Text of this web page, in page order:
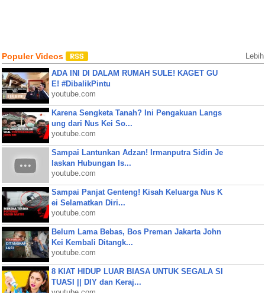
Populer Videos Lebih
ADA INI DI DALAM RUMAH SULE! KAGET GU
E! #DibalikPintu
youtube.com
Karena Sengketa Tanah? Ini Pengakuan Langs
ung dari Nus Kei So...
youtube.com
Sampai Lantunkan Adzan! Irmanputra Sidin Je
laskan Hubungan Is...
youtube.com
Sampai Panjat Genteng! Kisah Keluarga Nus K
ei Selamatkan Diri...
youtube.com
Belum Lama Bebas, Bos Preman Jakarta John
Kei Kembali Ditangk...
youtube.com
8 KIAT HIDUP LUAR BIASA UNTUK SEGALA SI
TUASI || DIY dan Keraj...